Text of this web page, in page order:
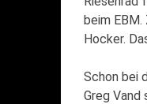
beim
Hocker.
Schon bei
Greg Vand